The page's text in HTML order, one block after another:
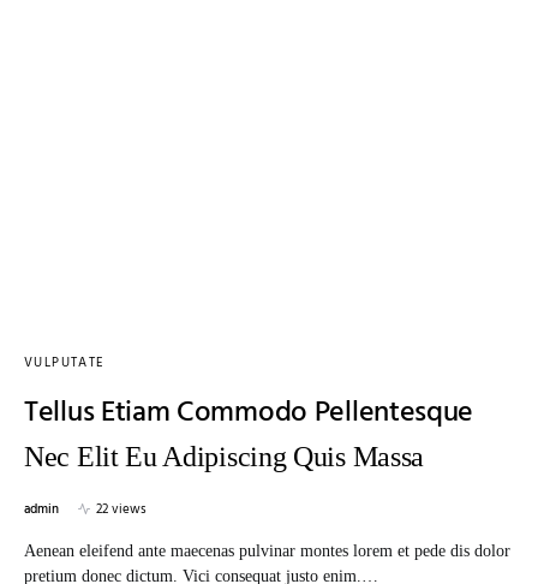
VULPUTATE
Tellus Etiam Commodo Pellentesque
Nec Elit Eu Adipiscing Quis Massa
admin 22 views
Aenean eleifend ante maecenas pulvinar montes lorem et pede dis dolor
pretium donec dictum. Vici consequat justo enim.…